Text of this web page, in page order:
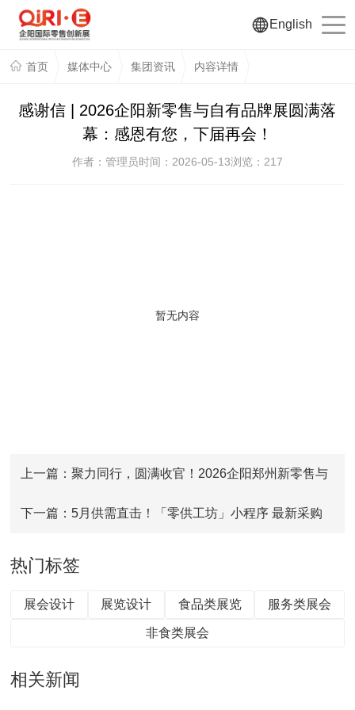
English
首页 媒体中心 集团资讯 内容详情
感谢信 | 2026企阳新零售与自有品牌展圆满落
幕：感恩有您，下届再会！
作者：管理员时间：2026-05-13浏览： 217
暂无内容
上一篇：聚力同行，圆满收官！2026企阳郑州新零售与
自有品牌展现场精彩回顾
下一篇：5月供需直击！「零供工坊」小程序 最新采购
热门标签
展会设计 展览设计 食品类展览 服务类展会
非食类展会
相关新闻